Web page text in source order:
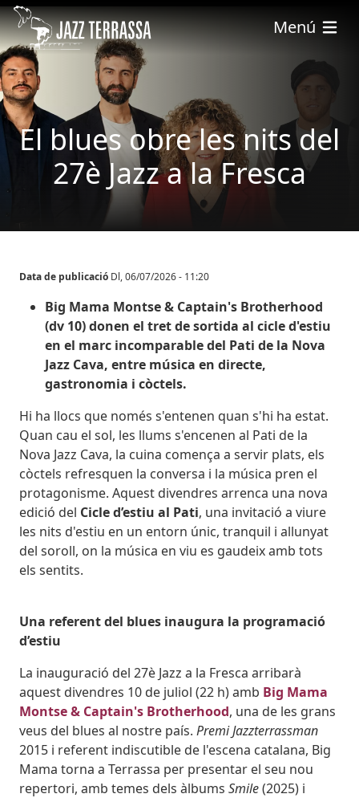
Skip to main content
Menú
El blues obre les nits del
27è Jazz a la Fresca
Data de publicació Dl, 06/07/2026 - 11:20
BodyBig Mama Montse & Captain's Brotherhood
(dv 10) donen el tret de sortida al cicle d'estiu
en el marc incomparable del Pati de la Nova
Jazz Cava, entre música en directe,
gastronomia i còctels.
Hi ha llocs que només s'entenen quan s'hi ha estat.
Quan cau el sol, les llums s'encenen al Pati de la
Nova Jazz Cava, la cuina comença a servir plats, els
còctels refresquen la conversa i la música pren el
protagonisme. Aquest divendres arrenca una nova
edició del Cicle d’estiu al Pati, una invitació a viure
les nits d'estiu en un entorn únic, tranquil i allunyat
del soroll, on la música en viu es gaudeix amb tots
els sentits.
Una referent del blues inaugura la programació
d’estiu
La inauguració del 27è Jazz a la Fresca arribarà
aquest divendres 10 de juliol (22 h) amb Big Mama
Montse & Captain's Brotherhood, una de les grans
veus del blues al nostre país. Premi Jazzterrassman
2015 i referent indiscutible de l'escena catalana, Big
Mama torna a Terrassa per presentar el seu nou
repertori, amb temes dels àlbums Smile(2025) i